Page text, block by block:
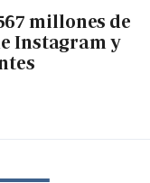
millones de
Instagram y